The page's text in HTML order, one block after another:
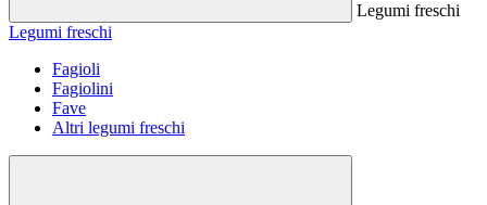
Legumi freschi
Legumi freschi
Fagioli
Fagiolini
Fave
Altri legumi freschi